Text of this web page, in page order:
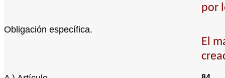
por
Obligación específica.
El